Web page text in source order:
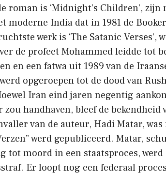
roman is ‘Midnight’s Children’, zijn
moderne India dat in 1981 de
werk is ‘The Satanic Verses’,
de profeet Mohammed leidde tot
en een fatwa uit 1989 van de
opgeroepen tot de dood van
Iran eind jaren negentig
handhaven, bleef de bekendheid
van de auteur, Hadi Matar,
werd gepubliceerd. Matar,
tot moord in een staatsproces,
Er loopt nog een federaal